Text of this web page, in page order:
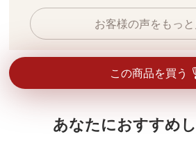
お客様の声をもっと
この商品を買う
あなたにおすすめ